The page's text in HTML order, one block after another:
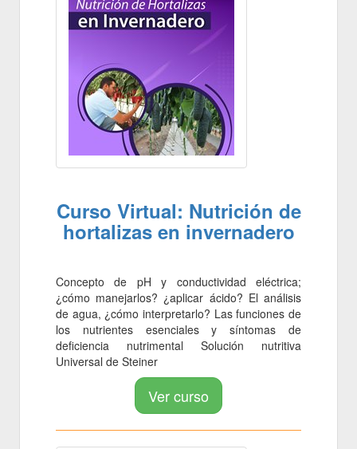
Curso Virtual: Nutrición de
hortalizas en invernadero
Concepto de pH y conductividad eléctrica;
¿cómo manejarlos? ¿aplicar ácido? El análisis
de agua, ¿cómo interpretarlo? Las funciones de
los nutrientes esenciales y síntomas de
deficiencia nutrimental Solución nutritiva
Universal de Steiner
Ver curso